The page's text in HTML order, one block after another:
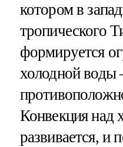
котором в
тропического
формируется
холодной воды
Конвекция над
развивается, и